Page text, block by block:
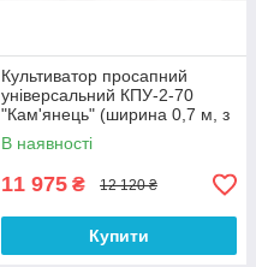
Культиватор просапний
універсальний КПУ-2-70
"Кам'янець" (ширина 0,7 м, з
бритвами)
В наявності
11 975 ₴ 12 120 ₴
Купити